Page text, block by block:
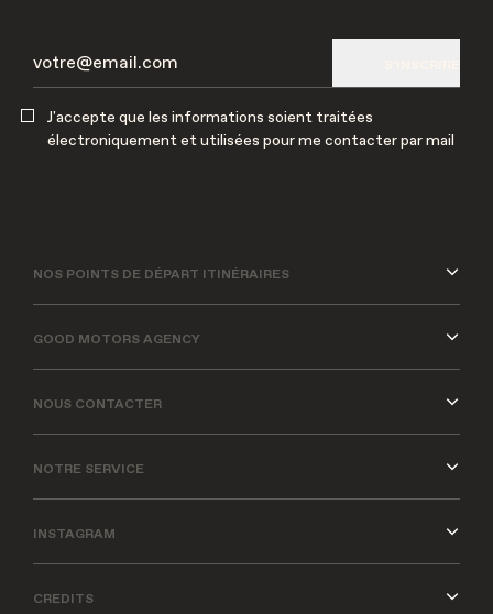
J'accepte que les informations soient traitées
électroniquement et utilisées pour me contacter par mail
NOS POINTS DE DÉPART ITINÉRAIRES
GOOD MOTORS AGENCY
NOUS CONTACTER
NOTRE SERVICE
INSTAGRAM
CREDITS